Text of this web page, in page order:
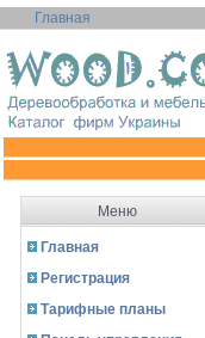
Главная
Меню
Главная
Регистрация
Тарифные планы